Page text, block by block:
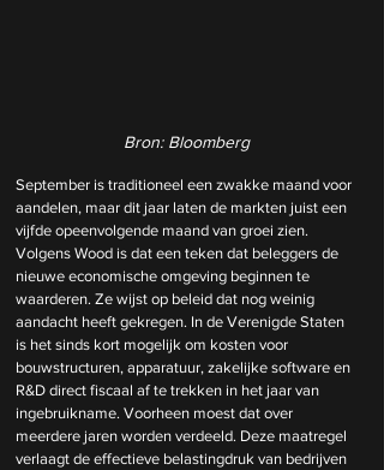
Bron: Bloomberg
September is traditioneel een zwakke maand voor
aandelen, maar dit jaar laten de markten juist een
vijfde opeenvolgende maand van groei zien.
Volgens Wood is dat een teken dat beleggers de
nieuwe economische omgeving beginnen te
waarderen. Ze wijst op beleid dat nog weinig
aandacht heeft gekregen. In de Verenigde Staten
is het sinds kort mogelijk om kosten voor
bouwstructuren, apparatuur, zakelijke software en
R&D direct fiscaal af te trekken in het jaar van
ingebruikname. Voorheen moest dat over
meerdere jaren worden verdeeld. Deze maatregel
verlaagt de effectieve belastingdruk van bedrijven